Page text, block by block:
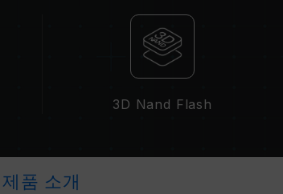
3D Nand Flash
제품 소개